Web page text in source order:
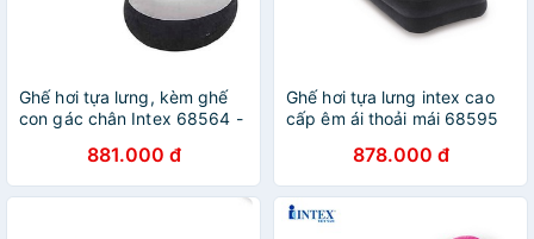
Ghế hơi tựa lưng, kèm ghế
con gác chân Intex 68564 -
881.000 đ
Ghế hơi tựa lưng intex cao
cấp êm ái thoải mái 68595
878.000 đ